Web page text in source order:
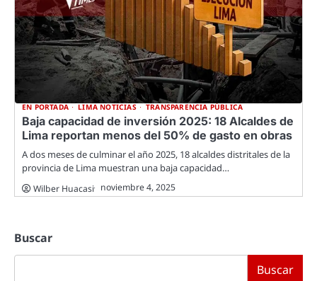
EN PORTADA LIMA NOTICIAS TRANSPARENCIA PÚBLICA
Baja capacidad de inversión 2025: 18 Alcaldes de
Lima reportan menos del 50% de gasto en obras
A dos meses de culminar el año 2025, 18 alcaldes distritales de la
provincia de Lima muestran una baja capacidad…
Wilber Huacasi noviembre 4, 2025
Buscar
Buscar